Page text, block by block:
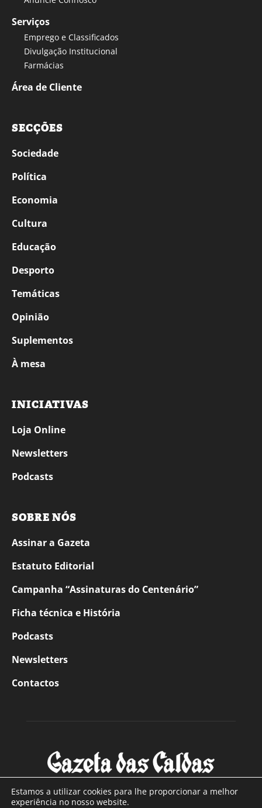
Serviços
Emprego e Classificados
Divulgação Institucional
Farmácias
Área de Cliente
SECÇÕES
Sociedade
Política
Economia
Cultura
Educação
Desporto
Temáticas
Opinião
Suplementos
À mesa
INICIATIVAS
Loja Online
Newsletters
Podcasts
SOBRE NÓS
Assinar a Gazeta
Estatuto Editorial
Campanha “Assinaturas do Centenário”
Ficha técnica e História
Podcasts
Newsletters
Contactos
Estamos a utilizar cookies para lhe proporcionar a melhor
experiência no nosso website.